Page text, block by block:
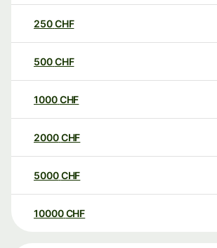
250CHF
500CHF
1000CHF
2000CHF
5000CHF
10000 CHF